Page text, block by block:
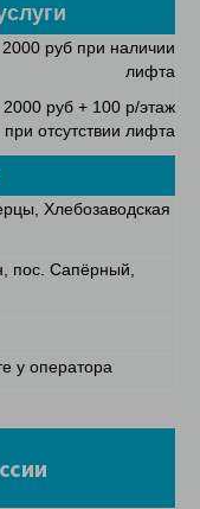
2000 руб при наличии
лифта
2000 руб + 100 р/этаж
при отсутствии лифта
Хлебозаводская
пос. Сапёрный,
у оператора